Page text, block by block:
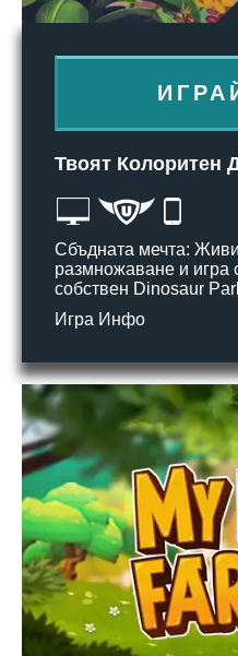
Твоят Колоритен
Сбъдната мечта:
размножаване и игра
собствен Dinosaur
Игра Инфо